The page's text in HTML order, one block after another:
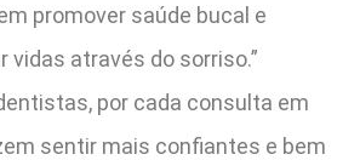
promover saúde bucal e
vidas através do sorriso.”
por cada consulta em
sentir mais confiantes e bem